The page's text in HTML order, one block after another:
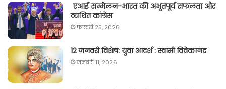
एआई सम्मेलन-भारत की अभूतपूर्व सफलता और
व्यथित कांग्रेस
फ़रवरी 25, 2026
12 जनवरी विशेष: युवा आदर्श : स्वामी विवेकानंद
जनवरी 11, 2026